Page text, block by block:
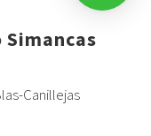
Canillejas